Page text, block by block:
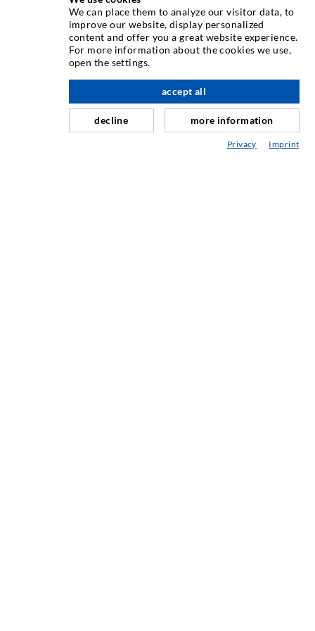
TECHNIQUE D'INJECTION
Injection de fissures
Etanchéification horizontale
Injection de voile/maçonnerie
Assainissement de joint
à l'étage
We can place them to analyze our visitor data, to
improve our website, display personalized
content and offer you a great website experience.
For more information about the cookies we use,
open the settings.
decline
accept all
more information
Privacy Imprint